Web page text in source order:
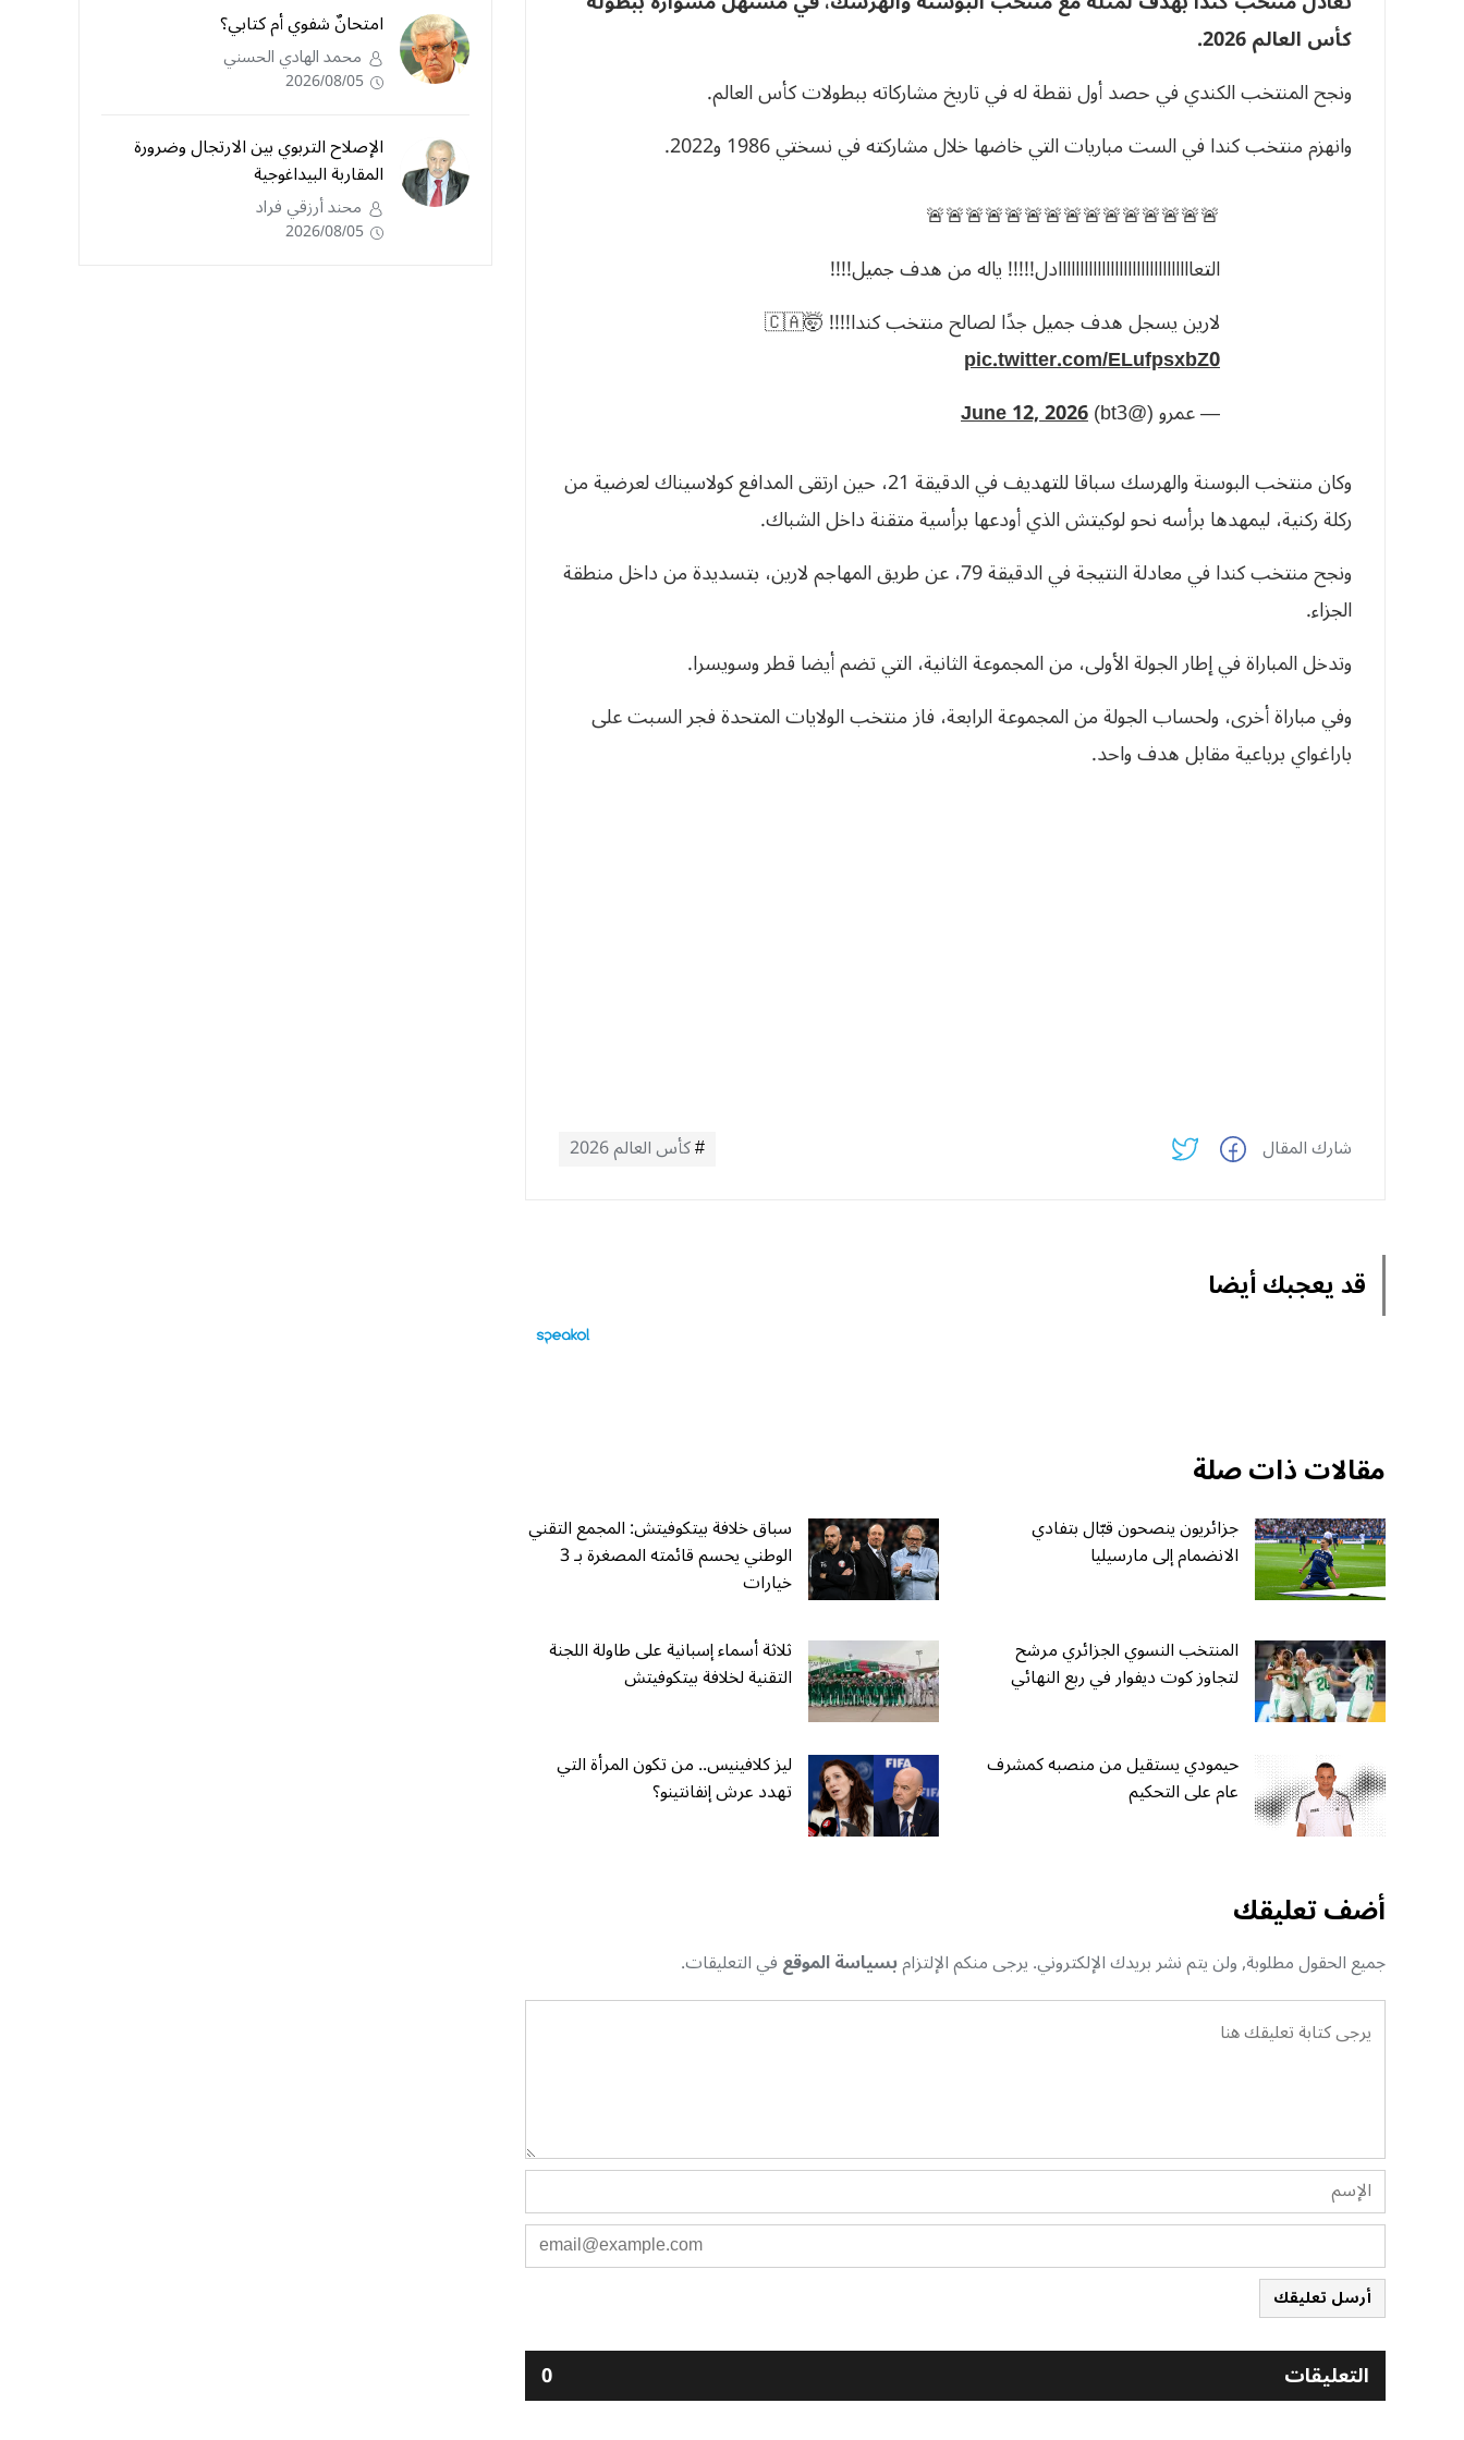
كأس العالم 2026.
ونجح المنتخب الكندي في حصد أول نقطة له في تاريخ مشاركاته ببطولات كأس العالم.
وانهزم منتخب كندا في الست مباريات التي خاضها خلال مشاركته في نسختي 1986 و2022.
🚨🚨🚨🚨🚨🚨🚨🚨🚨🚨🚨🚨🚨🚨🚨
التعااااااااااااااااااااااااااااااادل!!!!! ياله من هدف جميل!!!!
لارين يسجل هدف جميل جدًا لصالح منتخب كندا!!!! 🤯🇨🇦
pic.twitter.com/ELufpsxbZ0
— عمرو (@bt3)
June 12, 2026
وكان منتخب البوسنة والهرسك سباقا للتهديف في الدقيقة 21، حين ارتقى المدافع كولاسيناك لعرضية من
ركلة ركنية، ليمهدها برأسه نحو لوكيتش الذي أودعها برأسية متقنة داخل الشباك.
ونجح منتخب كندا في معادلة النتيجة في الدقيقة 79، عن طريق المهاجم لارين، بتسديدة من داخل منطقة
الجزاء.
وتدخل المباراة في إطار الجولة الأولى، من المجموعة الثانية، التي تضم أيضا قطر وسويسرا.
وفي مباراة أخرى، ولحساب الجولة من المجموعة الرابعة، فاز منتخب الولايات المتحدة فجر السبت على
باراغواي برباعية مقابل هدف واحد.
شارك المقال كأس العالم 2026
قد يعجبك أيضا
مقالات ذات صلة
جزائريون ينصحون قبّال بتفادي
الانضمام إلى مارسيليا
سباق خلافة بيتكوفيتش: المجمع التقني
الوطني يحسم قائمته المصغرة بـ 3
خيارات
المنتخب النسوي الجزائري مرشح
لتجاوز كوت ديفوار في ربع النهائي
ثلاثة أسماء إسبانية على طاولة اللجنة
التقنية لخلافة بيتكوفيتش
حيمودي يستقيل من منصبه كمشرف
عام على التحكيم
ليز كلافينيس.. من تكون المرأة التي
تهدد عرش إنفانتينو؟
أضف تعليقك
جميع الحقول مطلوبة, ولن يتم نشر بريدك الإلكتروني. يرجى منكم الإلتزامبسياسة الموقعفي التعليقات.
أرسل تعليقك
التعليقات 0
امتحانٌ شفوي أم كتابي؟
محمد الهادي الحسني
2026/08/05
الإصلاح التربوي بين الارتجال وضرورة
المقاربة البيداغوجية
محند أرزقي فراد
2026/08/05